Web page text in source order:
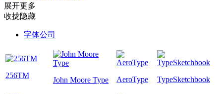
展开更多
收拢隐藏
字体公司
256TM
John Moore Type AeroType TypeSketchbook